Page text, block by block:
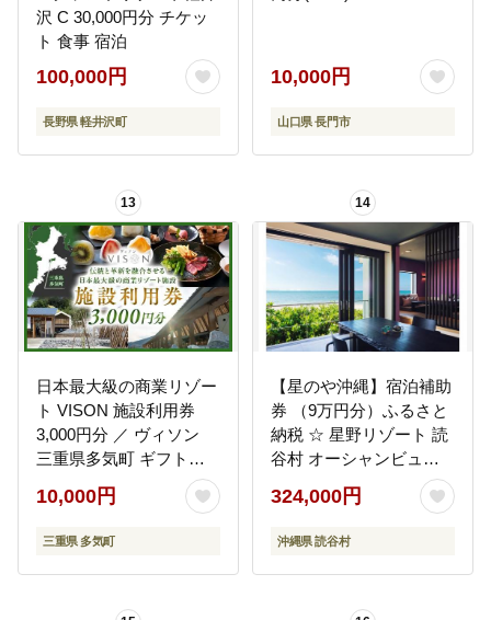
沢 C 30,000円分 チケッ
ト 食事 宿泊
100,000円
長野県 軽井沢町
10,000円
山口県 長門市
13
日本最大級の商業リゾー
ト VISON 施設利用券
3,000円分 ／ ヴィソン
三重県多気町 ギフト券
ギフト 贈答 宿泊券 補助
券ホテル 補助券 ホテル
温泉 宿泊 食事 薬草湯 マ
り ペット キャンピング
10,000円
三重県 多気町
14
【星のや沖縄】宿泊補助
券 （9万円分）ふるさと
納税 ☆ 星野リゾート 読
谷村 オーシャンビュー
ハイクラス オーシャン
ビュー 東シナ海 サンセ
ットクルーズ オーシャ
324,000円
沖縄県 読谷村